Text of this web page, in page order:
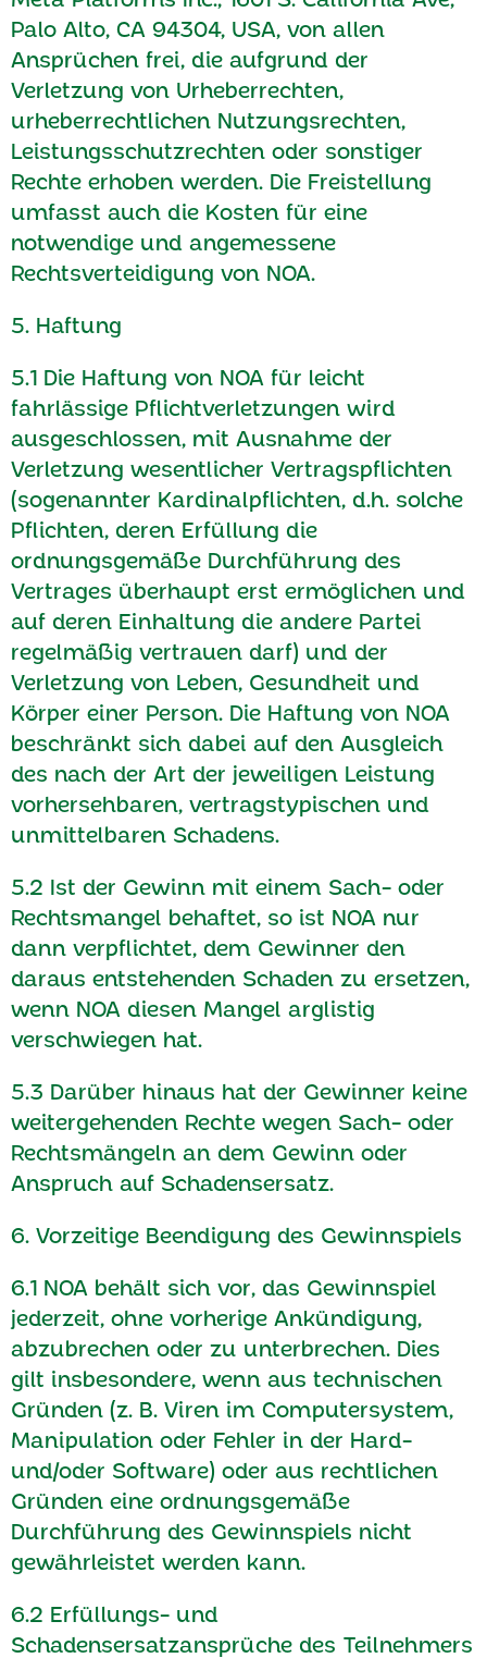
Palo Alto, CA 94304, USA, von allen
Ansprüchen frei, die aufgrund der
Verletzung von Urheberrechten,
urheberrechtlichen Nutzungsrechten,
Leistungsschutzrechten oder sonstiger
Rechte erhoben werden. Die Freistellung
umfasst auch die Kosten für eine
notwendige und angemessene
Rechtsverteidigung von NOA.
5. Haftung
5.1 Die Haftung von NOA für leicht
fahrlässige Pflichtverletzungen wird
ausgeschlossen, mit Ausnahme der
Verletzung wesentlicher Vertragspflichten
(sogenannter Kardinalpflichten, d.h. solche
Pflichten, deren Erfüllung die
ordnungsgemäße Durchführung des
Vertrages überhaupt erst ermöglichen und
auf deren Einhaltung die andere Partei
regelmäßig vertrauen darf) und der
Verletzung von Leben, Gesundheit und
Körper einer Person. Die Haftung von NOA
beschränkt sich dabei auf den Ausgleich
des nach der Art der jeweiligen Leistung
vorhersehbaren, vertragstypischen und
unmittelbaren Schadens.
5.2 Ist der Gewinn mit einem Sach- oder
Rechtsmangel behaftet, so ist NOA nur
dann verpflichtet, dem Gewinner den
daraus entstehenden Schaden zu ersetzen,
wenn NOA diesen Mangel arglistig
verschwiegen hat.
5.3 Darüber hinaus hat der Gewinner keine
weitergehenden Rechte wegen Sach- oder
Rechtsmängeln an dem Gewinn oder
Anspruch auf Schadensersatz.
6. Vorzeitige Beendigung des Gewinnspiels
6.1 NOA behält sich vor, das Gewinnspiel
jederzeit, ohne vorherige Ankündigung,
abzubrechen oder zu unterbrechen. Dies
gilt insbesondere, wenn aus technischen
Gründen (z. B. Viren im Computersystem,
Manipulation oder Fehler in der Hard-
und/oder Software) oder aus rechtlichen
Gründen eine ordnungsgemäße
Durchführung des Gewinnspiels nicht
gewährleistet werden kann.
6.2 Erfüllungs- und
Schadensersatzansprüche des Teilnehmers